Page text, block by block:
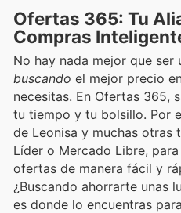
Ofertas 365: Tu
Compras
No hay nada mejor que ser
buscando el mejor precio
necesitas. En Ofertas 365,
tu tiempo y tu bolsillo. Por
de Leonisa y muchas otras
Líder o Mercado Libre,
ofertas de manera fácil y
¿Buscando ahorrarte unas
es donde lo encuentras